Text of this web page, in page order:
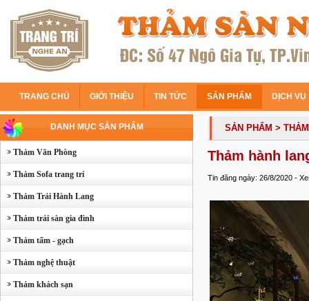
TRANG CHỦ GIỚI THIỆU TIN TỨC SẢN PHẨM DỊCH VỤ
DANH MỤC SẢN PHẨM
Thảm Văn Phòng
Thảm Sofa trang trí
Thảm Trải Hành Lang
Thảm trải sàn gia đình
Thảm tấm - gạch
Thảm nghệ thuật
Thảm khách sạn
SẢN PHẨM >
Thảm hành
Tin đăng ngày: 26/8/2020 -